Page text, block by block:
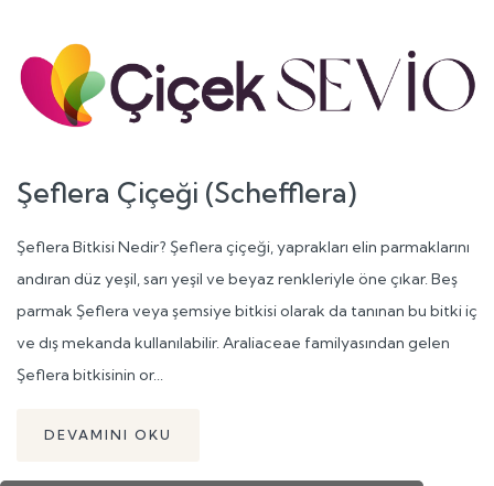
Şeflera Çiçeği (Schefflera)
Şeflera Bitkisi Nedir? Şeflera çiçeği, yaprakları elin parmaklarını
andıran düz yeşil, sarı yeşil ve beyaz renkleriyle öne çıkar. Beş
parmak Şeflera veya şemsiye bitkisi olarak da tanınan bu bitki iç
ve dış mekanda kullanılabilir. Araliaceae familyasından gelen
Şeflera bitkisinin or...
DEVAMINI OKU